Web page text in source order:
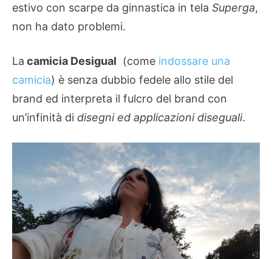
estivo con scarpe da ginnastica in tela Superga,
non ha dato problemi.
La camicia Desigual (come indossare una
camicia) è senza dubbio fedele allo stile del
brand ed interpreta il fulcro del brand con
un’infinità di disegni ed applicazioni diseguali.